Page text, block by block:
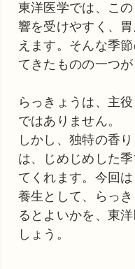
東洋医学では、こ
響を受けやすく、
えます。そんな季
てきたものの一つ
らっきょうは、主
ではありません。
しかし、独特の香
は、じめじめした
てくれます。今回
養生として、らっ
るとよいかを、東
しょう。